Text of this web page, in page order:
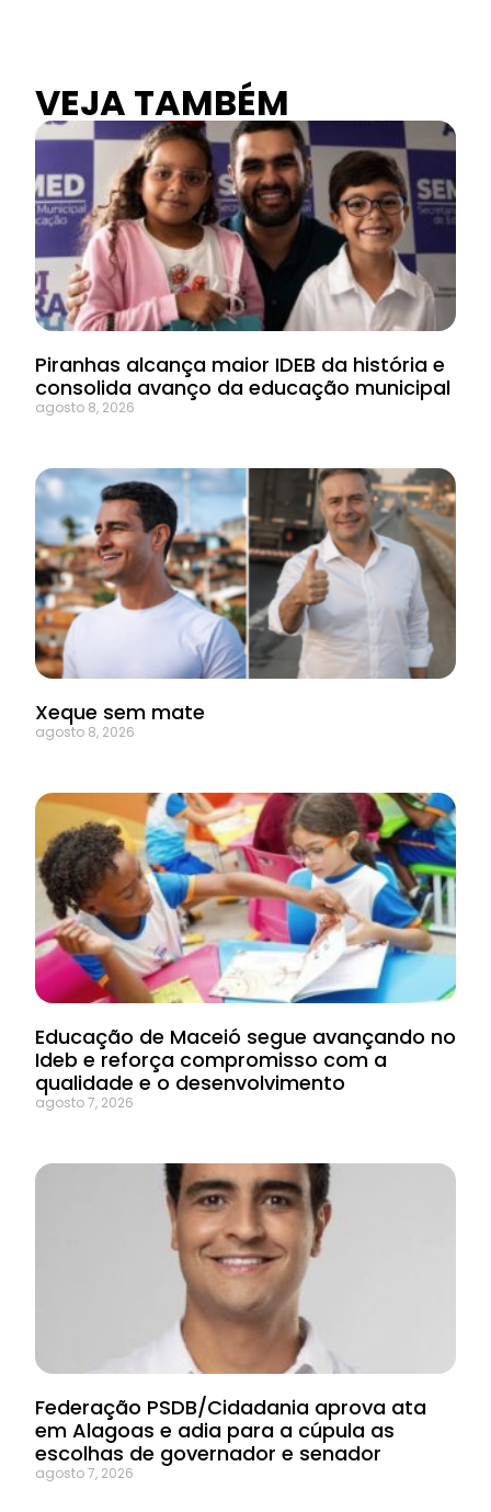
VEJA TAMBÉM
Piranhas alcança maior IDEB da história e
consolida avanço da educação municipal
agosto 8, 2026
Xeque sem mate
agosto 8, 2026
Educação de Maceió segue avançando no
Ideb e reforça compromisso com a
qualidade e o desenvolvimento
agosto 7, 2026
Federação PSDB/Cidadania aprova ata
em Alagoas e adia para a cúpula as
escolhas de governador e senador
agosto 7, 2026